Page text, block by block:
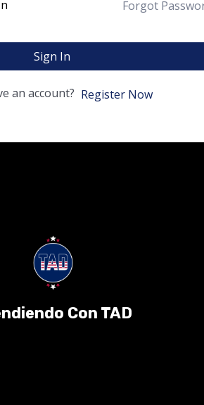
Forgot
Sign In
an account? Register Now
Con TAD